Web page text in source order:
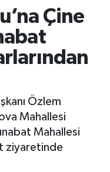
Çine
Özlem
Mahallesi
Mahallesi
ziyaretinde